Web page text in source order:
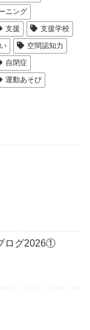
ニング
支援
支援学校
空間認知力
自閉症
運動あそび
ログ2026①